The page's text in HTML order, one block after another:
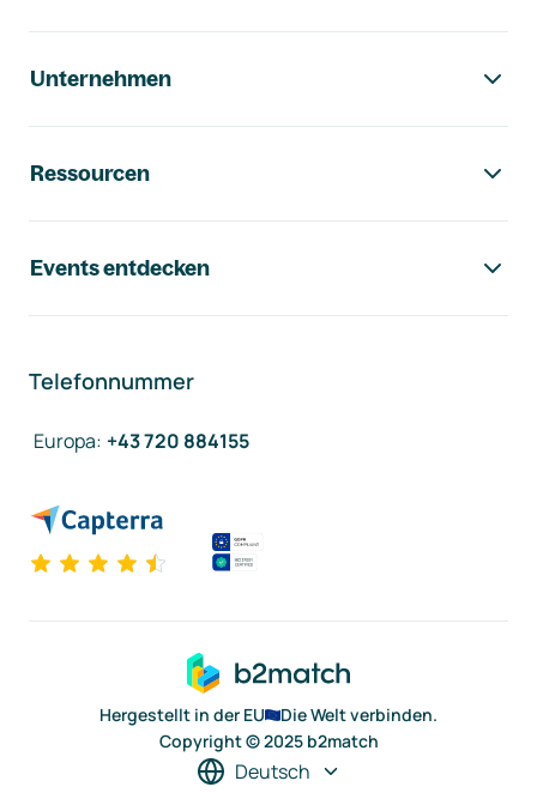
Unternehmen
Ressourcen
Events entdecken
Telefonnummer
Europa: +43 720 884155
Hergestellt in der EU
Die Welt verbinden.
Copyright © 2025 b2match
Deutsch